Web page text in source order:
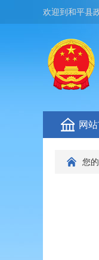
欢迎到和平县
网
您